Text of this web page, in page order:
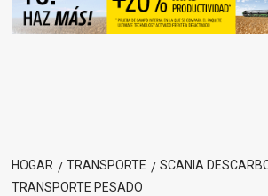
HOGAR TRANSPORTE
SCANIA
TRANSPORTE PESADO